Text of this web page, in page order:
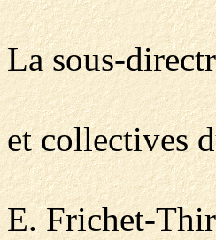
La sous-
et collectives
E. Frichet-